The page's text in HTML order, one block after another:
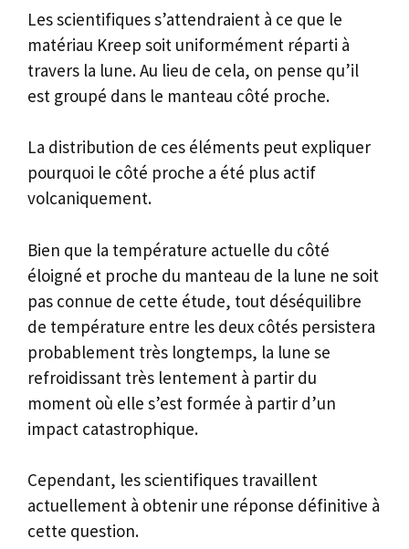
Les scientifiques s’attendraient à ce que le
matériau Kreep soit uniformément réparti à
travers la lune. Au lieu de cela, on pense qu’il
est groupé dans le manteau côté proche.
La distribution de ces éléments peut expliquer
pourquoi le côté proche a été plus actif
volcaniquement.
Bien que la température actuelle du côté
éloigné et proche du manteau de la lune ne soit
pas connue de cette étude, tout déséquilibre
de température entre les deux côtés persistera
probablement très longtemps, la lune se
refroidissant très lentement à partir du
moment où elle s’est formée à partir d’un
impact catastrophique.
Cependant, les scientifiques travaillent
actuellement à obtenir une réponse définitive à
cette question.